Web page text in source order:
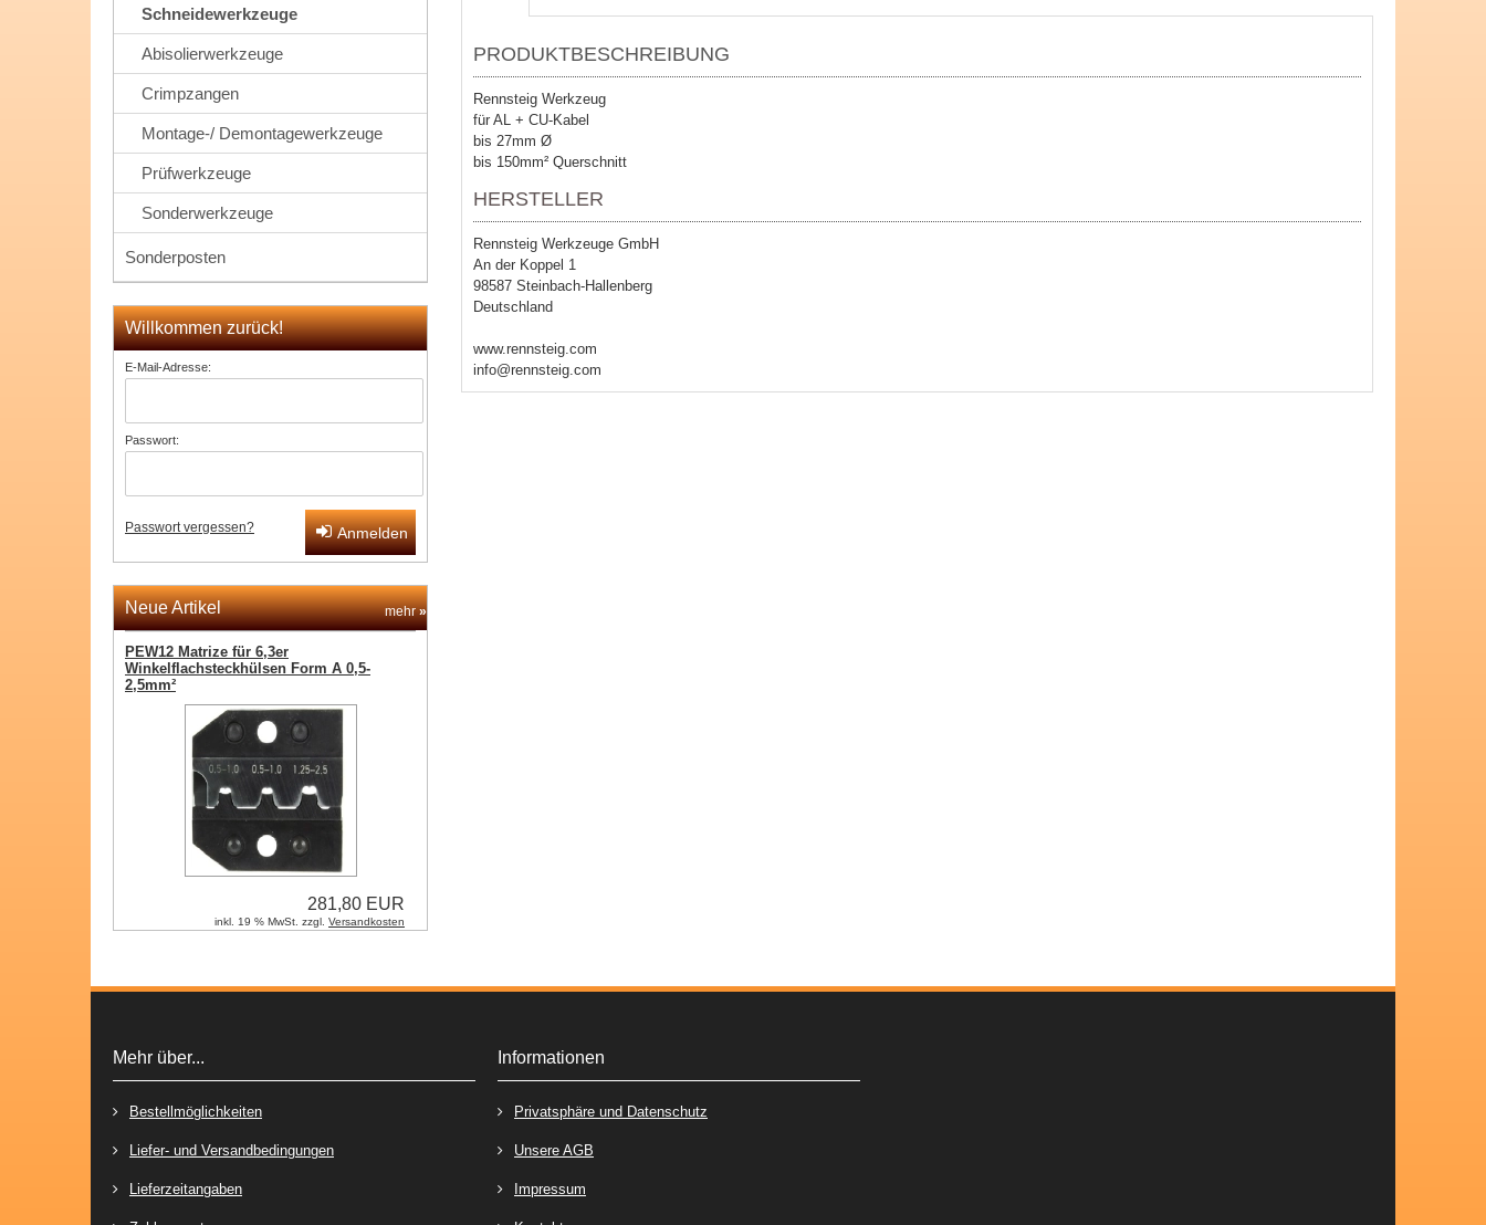
PRODUKTBESCHREIBUNG
Rennsteig Werkzeug
für AL + CU-Kabel
bis 27mm Ø
bis 150mm² Querschnitt
HERSTELLER
Rennsteig Werkzeuge GmbH
An der Koppel 1
98587 Steinbach-Hallenberg
Deutschland
www.rennsteig.com
info@rennsteig.com
Schneidewerkzeuge
Abisolierwerkzeuge
Crimpzangen
Montage-/ Demontagewerkzeuge
Prüfwerkzeuge
Sonderwerkzeuge
Sonderposten
Willkommen zurück!
E-Mail-Adresse:
Passwort:
Passwort vergessen? Anmelden
Neue Artikel mehr»
PEW12 Matrize für 6,3er
Winkelflachsteckhülsen Form A 0,5-
2,5mm²
281,80 EUR
inkl. 19 % MwSt. zzgl. Versandkosten
Mehr über...
Bestellmöglichkeiten
Liefer- und Versandbedingungen
Lieferzeitangaben
Informationen
Privatsphäre und Datenschutz
Unsere AGB
Impressum